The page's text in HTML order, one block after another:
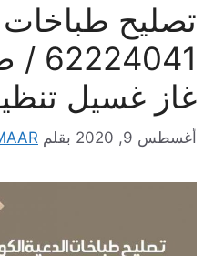
تصليح طباخات
غاز غسيل
أغسطس 9, 2020 بقلم